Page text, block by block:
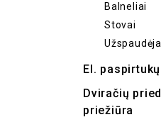
Balneliai
Stovai
El.
Dviračių
priežiūra